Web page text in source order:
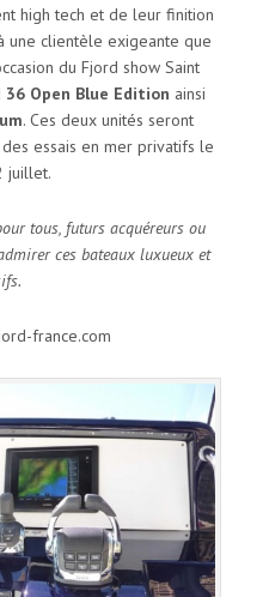
high tech et de leur finition
une clientèle exigeante que
du Fjord show Saint
36 Open Blue Edition ainsi
. Ces deux unités seront
essais en mer privatifs le
juillet.
tous, futurs acquéreurs ou
ces bateaux luxueux et
france.com